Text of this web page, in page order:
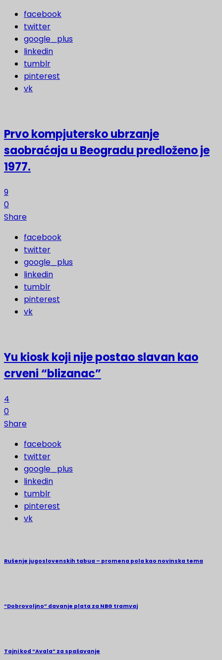
facebook
twitter
google_plus
linkedin
tumblr
pinterest
vk
Prvo kompjutersko ubrzanje
saobraćaja u Beogradu predloženo je
1977.
9
0
Share
facebook
twitter
google_plus
linkedin
tumblr
pinterest
vk
Yu kiosk koji nije postao slavan kao
crveni “blizanac”
4
0
Share
facebook
twitter
google_plus
linkedin
tumblr
pinterest
vk
Rušenje jugoslovenskih tabua – promena pola kao novinska tema
“Dobrovoljno” davanje plata za NBG tramvaj
Tajni kod “Avala” za spašavanje